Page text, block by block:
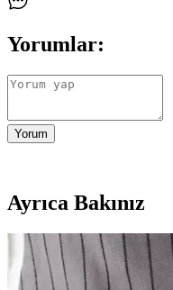
Yorumlar:
Yorum
Ayrıca Bakınız
WMF Touch Siyah
Ergonomik